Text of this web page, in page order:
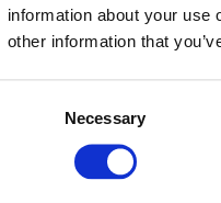
information about your use
other information that
Necessary
εξοικείωση με HTML,
του
jQuery (τι είναι, που
traversal and manipulation